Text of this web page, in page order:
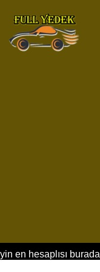
en hesaplısı burada